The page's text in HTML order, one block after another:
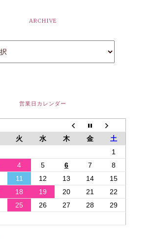
ARCHIVE
営業日カレンダー
火 水 木 金
土
1
4 5 6 7
8
11 12 13 14
15
18 19 20 21
22
25 26 27 28
29